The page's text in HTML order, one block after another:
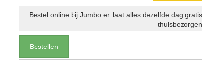
Bestel online bij Jumbo en laat alles dezelfde dag gratis
thuisbezorgen
Bestellen